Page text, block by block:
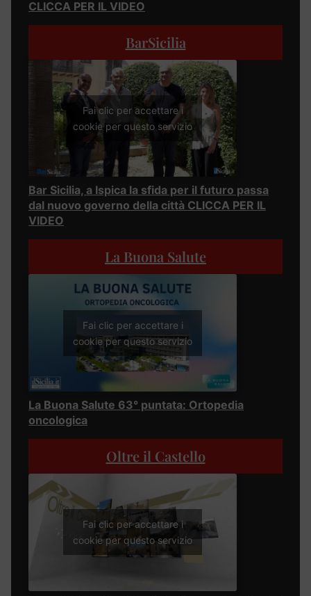
CLICCA PER IL VIDEO
BarSicilia
Fai clic per accettare i
cookie per questo servizio
Bar Sicilia, a Ispica la sfida per il futuro passa
dal nuovo governo della città CLICCA PER IL
VIDEO
La Buona Salute
Fai clic per accettare i
cookie per questo servizio
La Buona Salute 63° puntata: Ortopedia
oncologica
Oltre il Castello
Fai clic per accettare i
cookie per questo servizio